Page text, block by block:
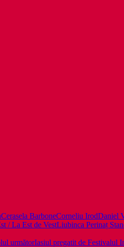
Cerasela BarboneCorneliu IrodDaniel
/ La Est de VestLiubinca Perinaț
următorIasiul pregatit de Festivalul